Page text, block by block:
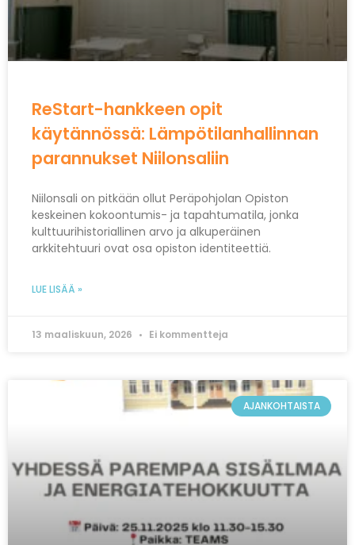
ReStart-hankkeen opit
käytännössä: Lämpötilanhallinnan
parannukset Niilonsaliin
Niilonsali on pitkään ollut Peräpohjolan Opiston
keskeinen kokoontumis- ja tapahtumatila, jonka
kulttuurihistoriallinen arvo ja alkuperäinen
arkkitehtuuri ovat osa opiston identiteettiä.
LUE LISÄÄ »
13 maaliskuun, 2026 Ei kommentteja
AJANKOHTAISTA